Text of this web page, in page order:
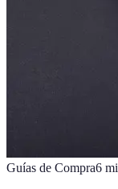
Guías de Compra6